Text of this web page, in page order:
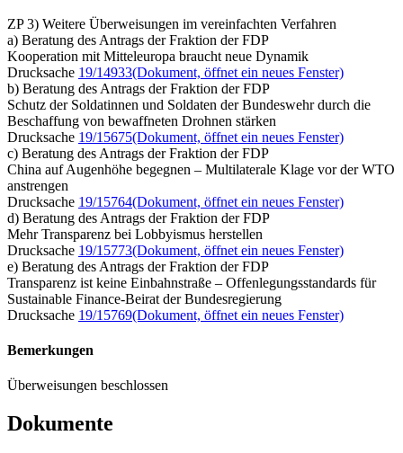
ZP 3) Weitere Überweisungen im vereinfachten Verfahren
a) Beratung des Antrags der Fraktion der FDP
Kooperation mit Mitteleuropa braucht neue Dynamik
Drucksache 19/14933(Dokument, öffnet ein neues Fenster)
b) Beratung des Antrags der Fraktion der FDP
Schutz der Soldatinnen und Soldaten der Bundeswehr durch die
Beschaffung von bewaffneten Drohnen stärken
Drucksache 19/15675(Dokument, öffnet ein neues Fenster)
c) Beratung des Antrags der Fraktion der FDP
China auf Augenhöhe begegnen – Multilaterale Klage vor der WTO
anstrengen
Drucksache 19/15764(Dokument, öffnet ein neues Fenster)
d) Beratung des Antrags der Fraktion der FDP
Mehr Transparenz bei Lobbyismus herstellen
Drucksache 19/15773(Dokument, öffnet ein neues Fenster)
e) Beratung des Antrags der Fraktion der FDP
Transparenz ist keine Einbahnstraße – Offenlegungsstandards für
Sustainable Finance-Beirat der Bundesregierung
Drucksache 19/15769(Dokument, öffnet ein neues Fenster)
Bemerkungen
Überweisungen beschlossen
Dokumente